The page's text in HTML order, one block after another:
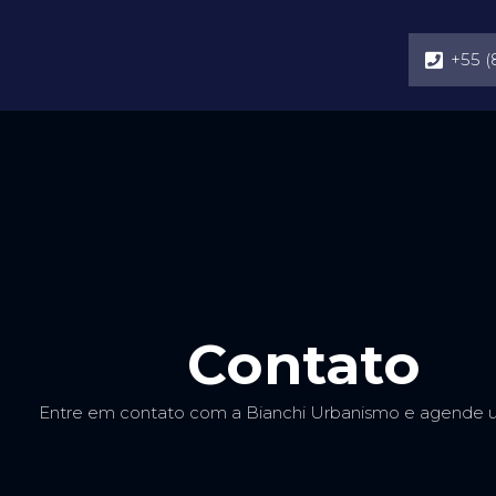
Contato
Entre em contato com a Bianchi Urbanismo e agende
+55